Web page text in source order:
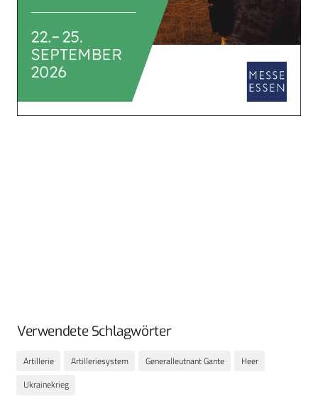
Verwendete Schlagwörter
Artillerie Artilleriesystem Generalleutnant Gante
Heer
Ukrainekrieg